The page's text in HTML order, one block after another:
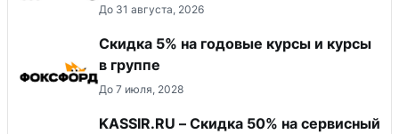
До 31 августа, 2026
Скидка 5% на годовые курсы и курсы
в группе
До 7 июля, 2028
KASSIR.RU – Скидка 50% на сервисный